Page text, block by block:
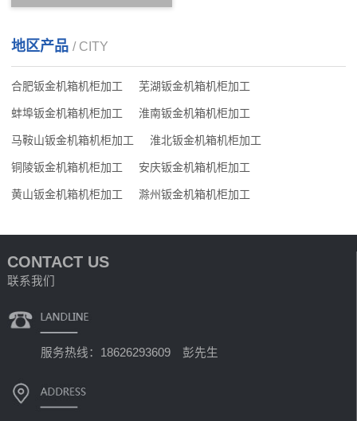
地区产品 / CITY
合肥钣金机箱机柜加工 芜湖钣金机箱机柜加工
蚌埠钣金机箱机柜加工 淮南钣金机箱机柜加工
马鞍山钣金机箱机柜加工 淮北钣金机箱机柜加工
铜陵钣金机箱机柜加工 安庆钣金机箱机柜加工
黄山钣金机箱机柜加工 滁州钣金机箱机柜加工
CONTACT US
联系我们
服务热线：18626293609 彭先生